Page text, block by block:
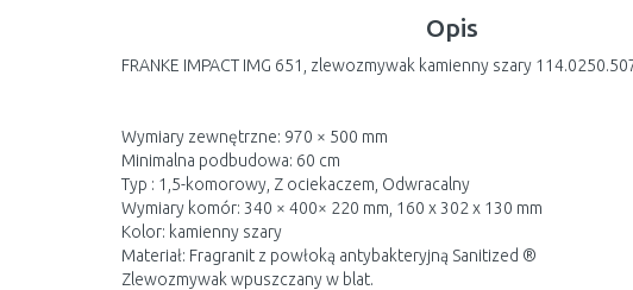
Opis
FRANKE IMPACT IMG 651, zlewozmywak kamienny szary
Wymiary zewnętrzne: 970 × 500 mm
Minimalna podbudowa: 60 cm
Typ : 1,5-komorowy, Z ociekaczem, Odwracalny
Wymiary komór: 340 × 400× 220 mm, 160 x 302 x 130 mm
Kolor: kamienny szary
Materiał: Fragranit z powłoką antybakteryjną Sanitized ®
Zlewozmywak wpuszczany w blat.